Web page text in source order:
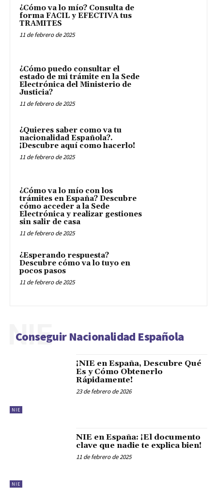
¿Cómo va lo mío? Consulta de
forma FACIL y EFECTIVA tus
TRAMITES
11 de febrero de 2025
¿Cómo puedo consultar el
estado de mi trámite en la Sede
Electrónica del Ministerio de
Justicia?
11 de febrero de 2025
¿Quieres saber como va tu
nacionalidad Española?.
¡Descubre aquí como hacerlo!
11 de febrero de 2025
¿Cómo va lo mío con los
trámites en España? Descubre
cómo acceder a la Sede
Electrónica y realizar gestiones
sin salir de casa
11 de febrero de 2025
¿Esperando respuesta?
Descubre cómo va lo tuyo en
pocos pasos
11 de febrero de 2025
Conseguir Nacionalidad Española
NIE
NIE
¡NIE en España, Descubre Qué
Es y Cómo Obtenerlo
Rápidamente!
23 de febrero de 2026
NIE
NIE en España: ¡El documento
clave que nadie te explica bien!
11 de febrero de 2025